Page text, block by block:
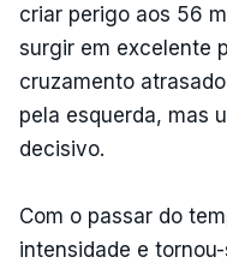
criar perigo aos 56
surgir em excelente
cruzamento
pela esquerda, mas
decisivo.
Com o passar do
intensidade e